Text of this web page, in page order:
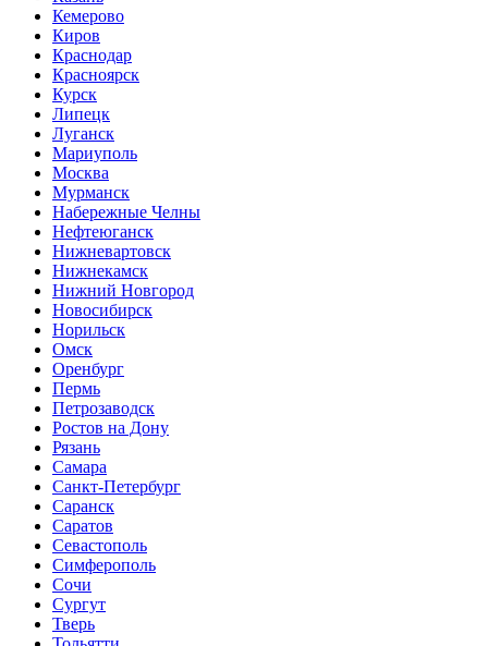
Кемерово
Киров
Краснодар
Красноярск
Курск
Липецк
Луганск
Мариуполь
Москва
Мурманск
Набережные Челны
Нефтеюганск
Нижневартовск
Нижнекамск
Нижний Новгород
Новосибирск
Норильск
Омск
Оренбург
Пермь
Петрозаводск
Ростов на Дону
Рязань
Самара
Санкт-Петербург
Саранск
Саратов
Севастополь
Симферополь
Сочи
Сургут
Тверь